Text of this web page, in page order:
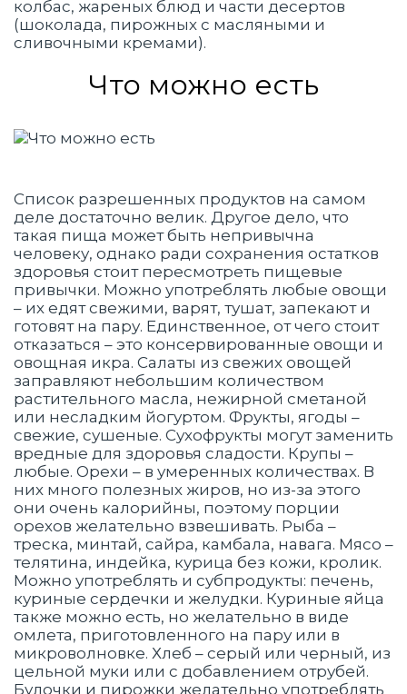
колбас, жареных блюд и части десертов
(шоколада, пирожных с масляными и
сливочными кремами).
Что можно есть
Список разрешенных продуктов на самом
деле достаточно велик. Другое дело, что
такая пища может быть непривычна
человеку, однако ради сохранения остатков
здоровья стоит пересмотреть пищевые
привычки. Можно употреблять любые овощи
– их едят свежими, варят, тушат, запекают и
готовят на пару. Единственное, от чего стоит
отказаться – это консервированные овощи и
овощная икра. Салаты из свежих овощей
заправляют небольшим количеством
растительного масла, нежирной сметаной
или несладким йогуртом. Фрукты, ягоды –
свежие, сушеные. Сухофрукты могут заменить
вредные для здоровья сладости. Крупы –
любые. Орехи – в умеренных количествах. В
них много полезных жиров, но из-за этого
они очень калорийны, поэтому порции
орехов желательно взвешивать. Рыба –
треска, минтай, сайра, камбала, навага. Мясо –
телятина, индейка, курица без кожи, кролик.
Можно употреблять и субпродукты: печень,
куриные сердечки и желудки. Куриные яйца
также можно есть, но желательно в виде
омлета, приготовленного на пару или в
микроволновке. Хлеб – серый или черный, из
цельной муки или с добавлением отрубей.
Булочки и пирожки желательно употреблять